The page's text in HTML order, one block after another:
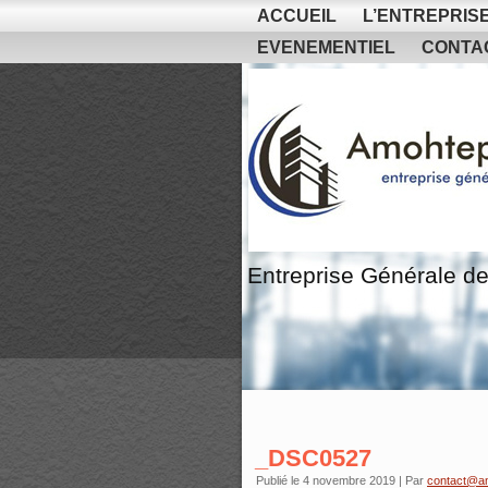
ACCUEIL
EVENEMENTIEL
Entreprise Générale
_DSC0527
Publié le 4 novembre 2019 | Par